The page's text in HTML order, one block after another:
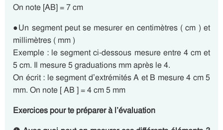
On note [AB] = 7 cm
●Un segment peut se mesurer en centimètres ( cm ) et
millimètres ( mm )
Exemple : le segment ci-dessous mesure entre 4 cm et
5 cm. Il mesure 5 graduations mm après le 4.
On écrit : le segment d’extrémités A et B mesure 4 cm 5
mm. On note [ AB ] = 4 cm 5 mm
Exercices pour te préparer à l’évaluation